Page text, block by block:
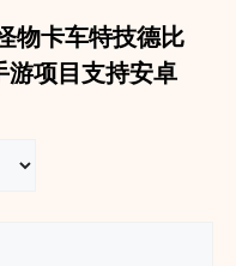
卡车特技德比
项目支持安卓